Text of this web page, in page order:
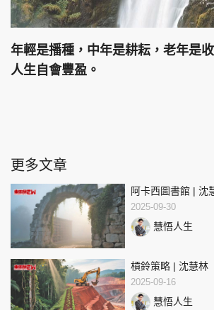
年輕是播種，中年是耕耘，老年是
人生自會豐盈。
更多文章
阿卡西圖書館 | 沈
2025-09-30
慧悟人生
槓鈴策略 | 沈慧林
2025-09-16
慧悟人生